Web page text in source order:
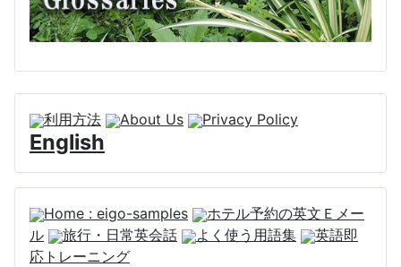
利用方法 About Us Privacy Policy
English
Home : eigo-samples
ホテル予約の英文Ｅメー
ル
旅行・日常英会話 よく使う用語集
英語即
応トレーニング